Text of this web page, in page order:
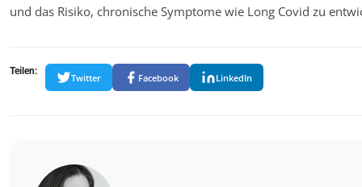
und das Risiko, chronische Symptome wie Long Covid zu
Teilen:
Twitter Facebook LinkedIn